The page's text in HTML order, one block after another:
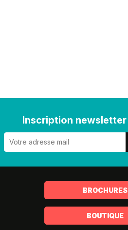
Inscription newsletter
BROCHURES
BOUTIQUE